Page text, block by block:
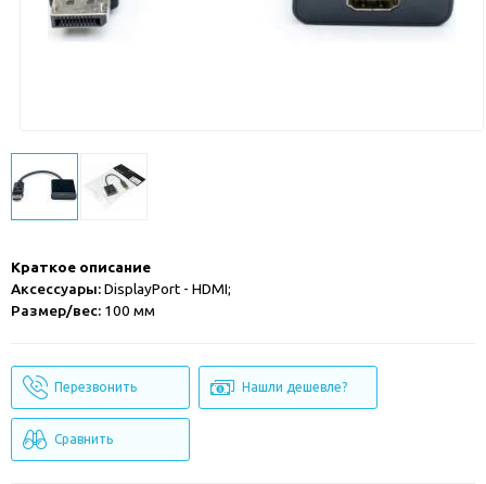
Краткое описание
Аксессуары:DisplayPort - HDMI;
Размер/вес: 100 мм
Перезвонить Нашли дешевле?
Сравнить